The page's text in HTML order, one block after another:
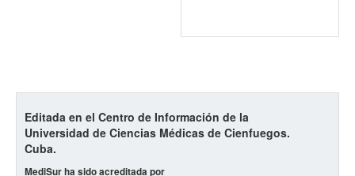
Editada en el Centro de Información de la
Universidad de Ciencias Médicas de Cienfuegos.
Cuba.
MediSur ha sido acreditada por